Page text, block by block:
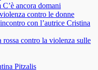
ancora domani
contro le donne
con l’autrice Cristina
rossa contro la violenza sulle
Pitzalis